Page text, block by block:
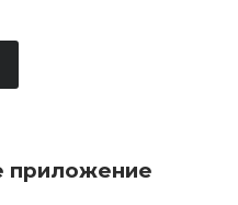
приложение